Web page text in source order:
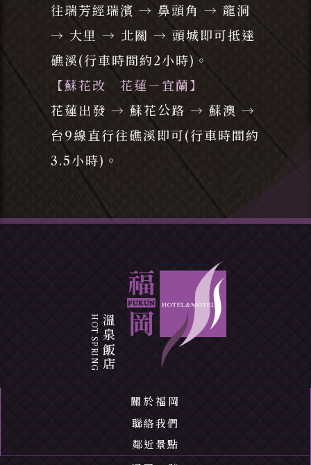
往瑞芳經瑞濱 → 鼻頭角 → 龍洞
→ 大里 → 北關 → 頭城即可抵達
礁溪(行車時間約2小時)。
【蘇花改 花蓮－宜蘭】
花蓮出發 → 蘇花公路 → 蘇澳 →
台9線直行往礁溪即可(行車時間約
3.5小時)。
溫泉飯店
關於福岡
聯絡我們
鄰近景點